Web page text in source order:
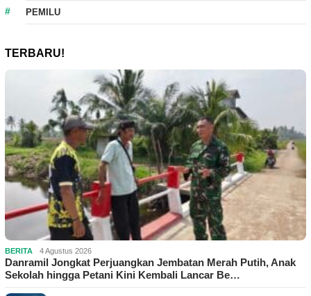
PEMILU
TERBARU!
BERITA 4 Agustus 2026
Danramil Jongkat Perjuangkan Jembatan Merah Putih, Anak
Sekolah hingga Petani Kini Kembali Lancar Be…